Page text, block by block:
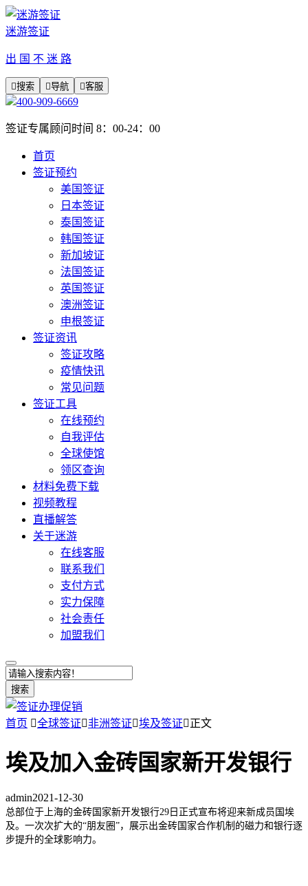
迷游签证
出 国 不 迷 路
搜索 导航 客服
400-909-6669
签证专属顾问时间 8：00-24：00
首页
签证预约
美国签证
日本签证
泰国签证
韩国签证
新加坡证
法国签证
英国签证
澳洲签证
申根签证
签证资讯
签证攻略
疫情快讯
常见问题
签证工具
在线预约
自我评估
全球使馆
领区查询
材料免费下载
视频教程
直播解答
关于迷游
在线客服
联系我们
支付方式
实力保障
社会责任
加盟我们
搜索
首页 全球签证非洲签证埃及签证正文
埃及加入金砖国家新开发银行
admin2021-12-30
总部位于上海的金砖国家新开发银行29日正式宣布将迎来新成员国埃
及。一次次扩大的“朋友圈”，展示出金砖国家合作机制的磁力和银行逐
步提升的全球影响力。